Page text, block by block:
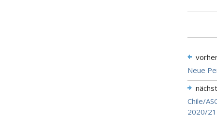
Neue
Chile/
2020/